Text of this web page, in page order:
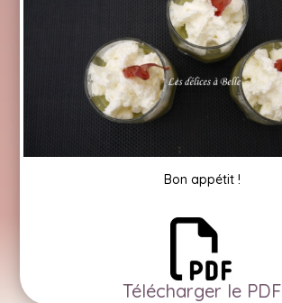
Bon appétit !
Télécharger le PDF